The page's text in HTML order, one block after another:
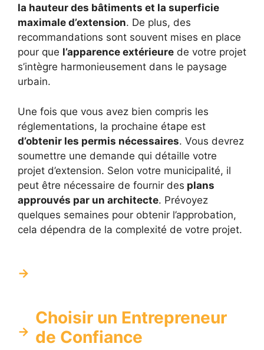
la hauteur des bâtiments et la superficie
maximale d’extension. De plus, des
recommandations sont souvent mises en place
pour que l’apparence extérieure de votre projet
s’intègre harmonieusement dans le paysage
urbain.
Une fois que vous avez bien compris les
réglementations, la prochaine étape est
d’obtenir les permis nécessaires. Vous devrez
soumettre une demande qui détaille votre
projet d’extension. Selon votre municipalité, il
peut être nécessaire de fournir des plans
approuvés par un architecte. Prévoyez
quelques semaines pour obtenir l’approbation,
cela dépendra de la complexité de votre projet.
Choisir un Entrepreneur
de Confiance